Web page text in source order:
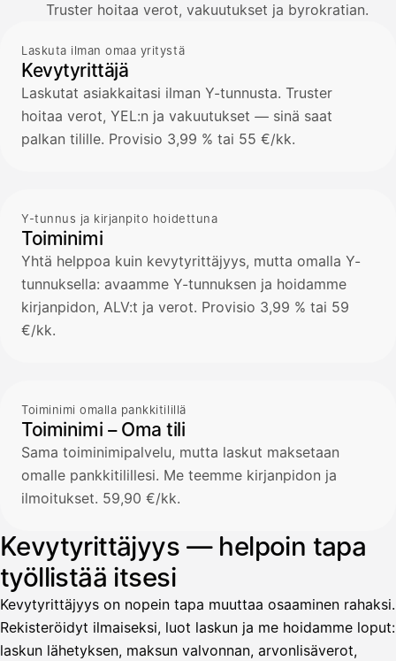
Truster hoitaa verot, vakuutukset ja byrokratian.
Laskuta ilman omaa yritystä
Kevytyrittäjä
Laskutat asiakkaitasi ilman Y-tunnusta. Truster
hoitaa verot, YEL:n ja vakuutukset — sinä saat
palkan tilille. Provisio 3,99 % tai 55 €/kk.
Y-tunnus ja kirjanpito hoidettuna
Toiminimi
Yhtä helppoa kuin kevytyrittäjyys, mutta omalla Y-
tunnuksella: avaamme Y-tunnuksen ja hoidamme
kirjanpidon, ALV:t ja verot. Provisio 3,99 % tai 59
€/kk.
Toiminimi omalla pankkitilillä
Toiminimi – Oma tili
Sama toiminimipalvelu, mutta laskut maksetaan
omalle pankkitilillesi. Me teemme kirjanpidon ja
ilmoitukset. 59,90 €/kk.
Kevytyrittäjyys — helpoin tapa
työllistää itsesi
Kevytyrittäjyys on nopein tapa muuttaa osaaminen rahaksi.
Rekisteröidyt ilmaiseksi, luot laskun ja me hoidamme loput:
laskun lähetyksen, maksun valvonnan, arvonlisäverot,